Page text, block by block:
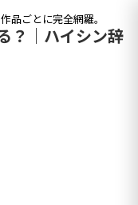
品ごとに完全網羅。
？｜ハイシン辞